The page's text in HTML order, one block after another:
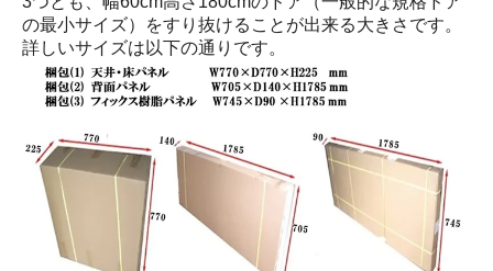
の最小サイズ）をすり抜けることが出来る大きさです。
詳しいサイズは以下の通りです。